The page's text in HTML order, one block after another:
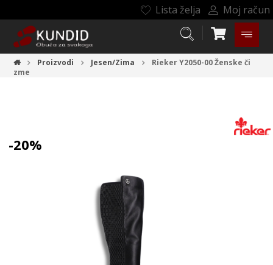
Lista želja Moj račun
Proizvodi Jesen/Zima Rieker Y2050-00Ženske či
zme
-20%